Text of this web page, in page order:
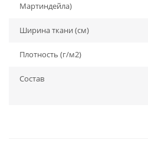
Мартиндейла)
Ширина ткани (см)
Плотность (г/м2)
Состав